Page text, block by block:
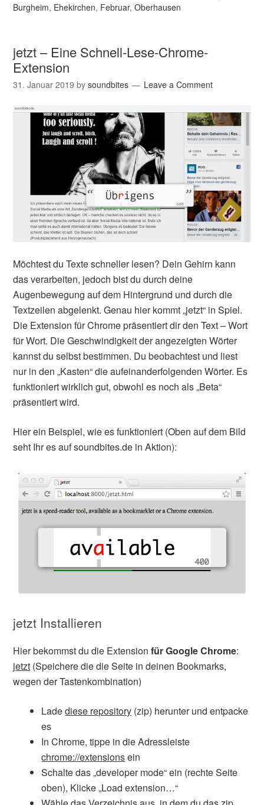
Burgheim, Ehekirchen, Februar,Oberhausen
jetzt – Eine Schnell-Lese-Chrome-
Extension
31. Januar 2019 bysoundbites Leave a Comment
Möchtest du Texte schneller lesen? Dein Gehirn kann
das verarbeiten, jedoch bist du durch deine
Augenbewegung auf dem Hintergrund und durch die
Textzeilen abgelenkt. Genau hier kommt „jetzt“ in Spiel.
Die Extension für Chrome präsentiert dir den Text – Wort
für Wort. Die Geschwindigkeit der angezeigten Wörter
kannst du selbst bestimmen. Du beobachtest und liest
nur in den „Kasten“ die aufeinanderfolgenden Wörter. Es
funktioniert wirklich gut, obwohl es noch als „Beta“
präsentiert wird.
Hier ein Beispiel, wie es funktioniert (Oben auf dem Bild
seht Ihr es auf soundbites.de in Aktion):
jetzt Installieren
Hier bekommst du die Extensionfür Google Chrome:
jetzt (Speichere die die Seite in deinen Bookmarks,
wegen der Tastenkombination)
Ladediese repository (zip) herunter und entpacke
es
In Chrome, tippe in die Adressleiste
chrome://extensionsein
Schalte das „developer mode“ ein (rechte Seite
oben), Klicke „Load extension…“